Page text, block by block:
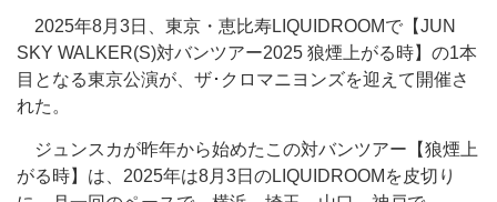
2025年8月3日、東京・恵比寿LIQUIDROOMで【JUN
SKY WALKER(S)対バンツアー2025 狼煙上がる時】の1本
目となる東京公演が、ザ･クロマニヨンズを迎えて開催さ
れた。
ジュンスカが昨年から始めたこの対バンツアー【狼煙上
がる時】は、2025年は8月3日のLIQUIDROOMを皮切り